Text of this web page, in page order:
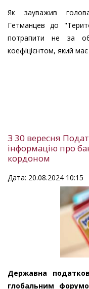
Як зауважив
Гетманцев до
потрапити не за
коефіцієнтом, який
З 30 вересня
інформацію про
кордоном
Дата: 20.08.2024 10:15
Державна
глобальним